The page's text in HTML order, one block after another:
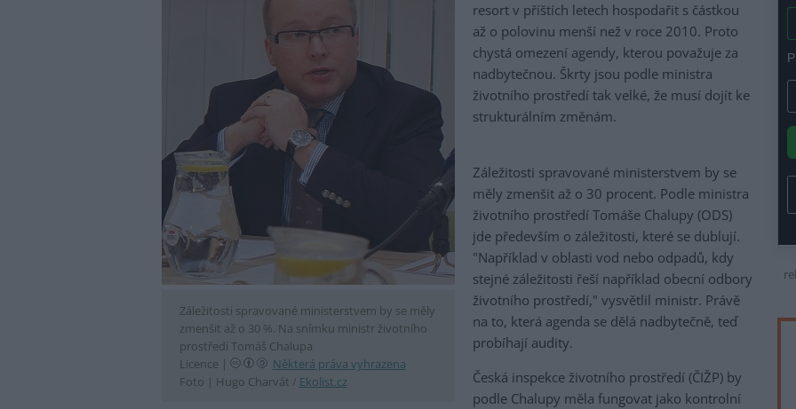
Záležitosti spravované ministerstvem by se měly
zmenšit až o 30 %. Na snímku ministr životního
prostředí Tomáš Chalupa
Licence |
Některá práva vyhrazena
Foto | Hugo Charvát / Ekolist.cz
resort v příštích letech hospodařit s částkou
až o polovinu menší než v roce 2010. Proto
chystá omezení agendy, kterou považuje za
nadbytečnou. Škrty jsou podle ministra
životního prostředí tak velké, že musí dojít ke
strukturálním změnám.
Záležitosti spravované ministerstvem by se
měly zmenšit až o 30 procent. Podle ministra
životního prostředí Tomáše Chalupy (ODS)
jde především o záležitosti, které se dublují.
"Například v oblasti vod nebo odpadů, kdy
stejné záležitosti řeší například obecní odbory
životního prostředí," vysvětlil ministr. Právě
na to, která agenda se dělá nadbytečně, teď
probíhají audity.
Česká inspekce životního prostředí (ČIŽP) by
podle Chalupy měla fungovat jako kontrolní